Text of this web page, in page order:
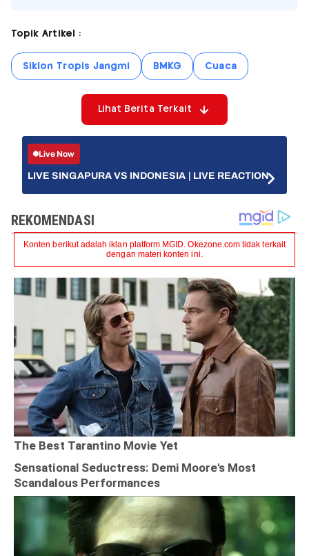
Topik Artikel :
Siklon Tropis Jangmi BMKG Cuaca
Lihat Berita Terkait
Live Now
LIVE SINGAPURA VS INDONESIA | LIVE REACTION